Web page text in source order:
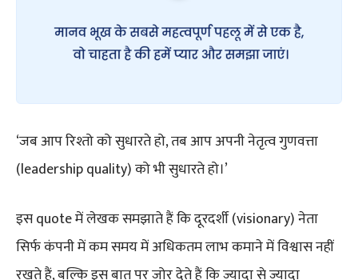
‘जब आप रिश्तो को सुधारते हो, तब आप अपनी नेतृत्व गुणवत्ता
(leadership quality) को भी सुधारते हो।’
इस quote में लेखक समझाते हैं कि दूरदर्शी (visionary) नेता
सिर्फ कंपनी में कम समय में अधिकतम लाभ कमाने में विश्वास नहीं
रखते हैं, बल्कि इस बात पर जोर देते हैं कि ज्यादा से ज्यादा